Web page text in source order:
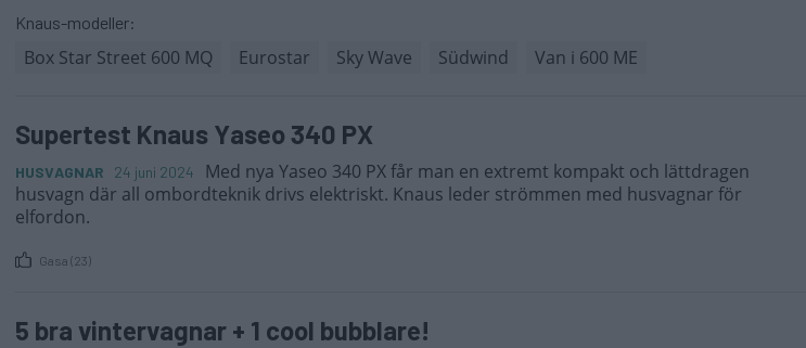
Knaus-modeller:
Box Star Street 600 MQ Eurostar Sky Wave Südwind Van i 600 ME
Supertest Knaus Yaseo 340 PX
HUSVAGNAR 24 juni 2024
Med nya Yaseo 340 PX får man en extremt kompakt och lättdragen
husvagn där all ombordteknik drivs elektriskt. Knaus leder strömmen med husvagnar för
elfordon.
Gasa (23)
5 bra vintervagnar + 1 cool bubblare!